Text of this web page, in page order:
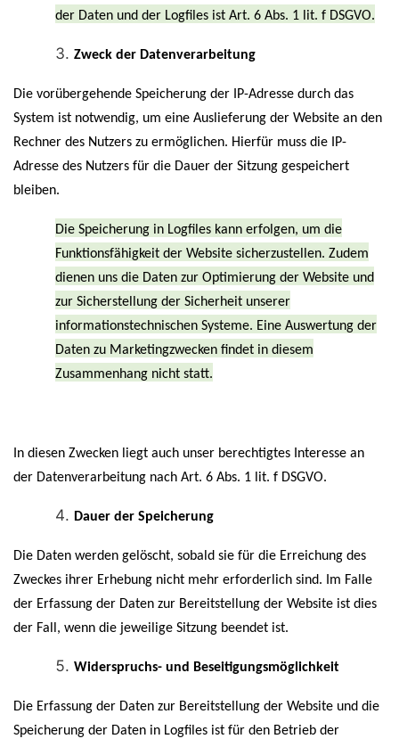
der Daten und der Logfiles ist Art. 6 Abs. 1 lit. f DSGVO.
Zweck der Datenverarbeitung
Die vorübergehende Speicherung der IP-Adresse durch das
System ist notwendig, um eine Auslieferung der Website an den
Rechner des Nutzers zu ermöglichen. Hierfür muss die IP-
Adresse des Nutzers für die Dauer der Sitzung gespeichert
bleiben.
Die Speicherung in Logfiles kann erfolgen, um die
Funktionsfähigkeit der Website sicherzustellen. Zudem
dienen uns die Daten zur Optimierung der Website und
zur Sicherstellung der Sicherheit unserer
informationstechnischen Systeme. Eine Auswertung der
Daten zu Marketingzwecken findet in diesem
Zusammenhang nicht statt.
In diesen Zwecken liegt auch unser berechtigtes Interesse an
der Datenverarbeitung nach Art. 6 Abs. 1 lit. f DSGVO.
Dauer der Speicherung
Die Daten werden gelöscht, sobald sie für die Erreichung des
Zweckes ihrer Erhebung nicht mehr erforderlich sind. Im Falle
der Erfassung der Daten zur Bereitstellung der Website ist dies
der Fall, wenn die jeweilige Sitzung beendet ist.
Widerspruchs- und Beseitigungsmöglichkeit
Die Erfassung der Daten zur Bereitstellung der Website und die
Speicherung der Daten in Logfiles ist für den Betrieb der